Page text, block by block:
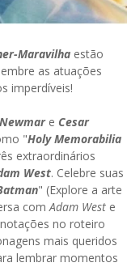
Maravilha estão
as atuações
imperdíveis!
e Cesar
"Holy Memorabilia
extraordinários
West. Celebre suas
" (Explore a arte
comAdam West e
no roteiro
mais queridos
lembrar momentos